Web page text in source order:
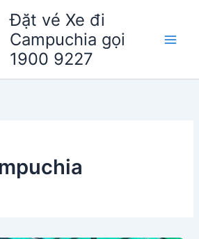
Đặt vé Xe đi
Campuchia gọi
1900 9227